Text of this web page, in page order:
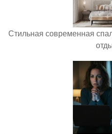
Стильная современная